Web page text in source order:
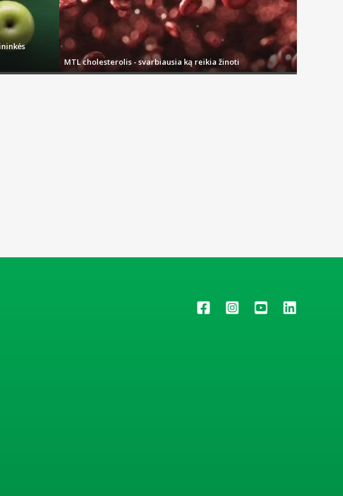
MTL cholesterolis - svarbiausia ką reikia žinoti